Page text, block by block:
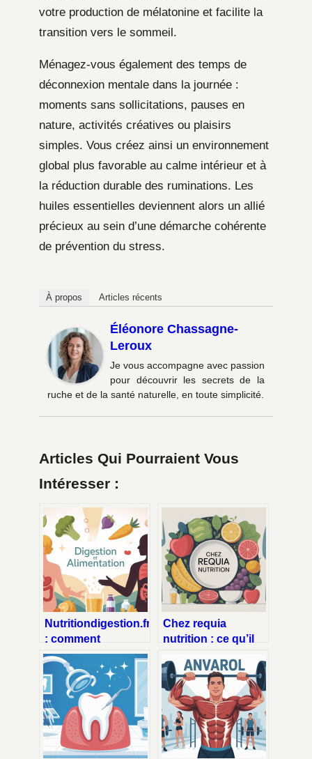
votre production de mélatonine et facilite la
transition vers le sommeil.
Ménagez-vous également des temps de
déconnexion mentale dans la journée :
moments sans sollicitations, pauses en
nature, activités créatives ou plaisirs
simples. Vous créez ainsi un environnement
global plus favorable au calme intérieur et à
la réduction durable des ruminations. Les
huiles essentielles deviennent alors un allié
précieux au sein d’une démarche cohérente
de prévention du stress.
À propos Articles récents
Éléonore Chassagne-
Leroux
Je vous accompagne avec passion
pour découvrir les secrets de la
ruche et de la santé naturelle, en toute simplicité.
Articles Qui Pourraient Vous
Intéresser :
Nutritiondigestion.fr
: comment
structurer un site
de référence sur la
digestion
Chez requia
nutrition : ce qu’il
se lancer